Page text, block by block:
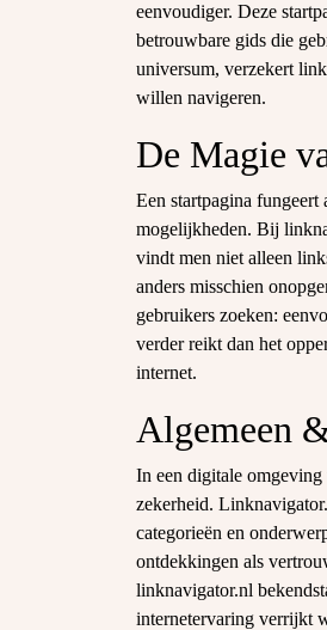
eenvoudiger. Deze
betrouwbare gids die
universum, verzekert
willen navigeren.
De Magie
Een startpagina fungeert
mogelijkheden. Bij
vindt men niet alleen
anders misschien
gebruikers zoeken:
verder reikt dan het
internet.
Algemeen
In een digitale omgeving
zekerheid.
categorieën en
ontdekkingen als
linknavigator.nl
internetervaring verrijkt